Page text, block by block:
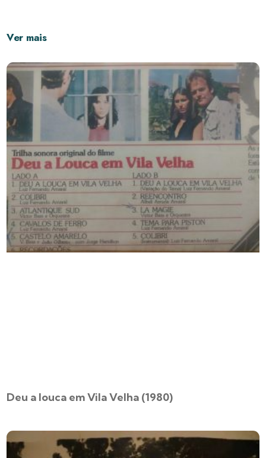
Ver mais
Deu a louca em Vila Velha (1980)